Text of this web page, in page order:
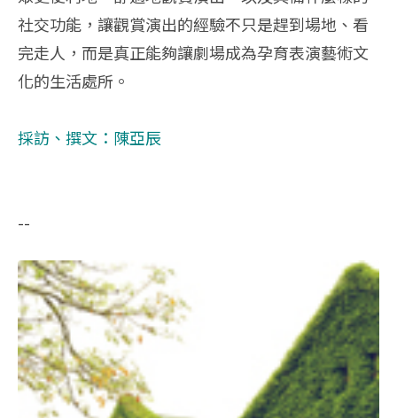
社交功能，讓觀賞演出的經驗不只是趕到場地、看
完走人，而是真正能夠讓劇場成為孕育表演藝術文
化的生活處所。
採訪、撰文：陳亞辰
--